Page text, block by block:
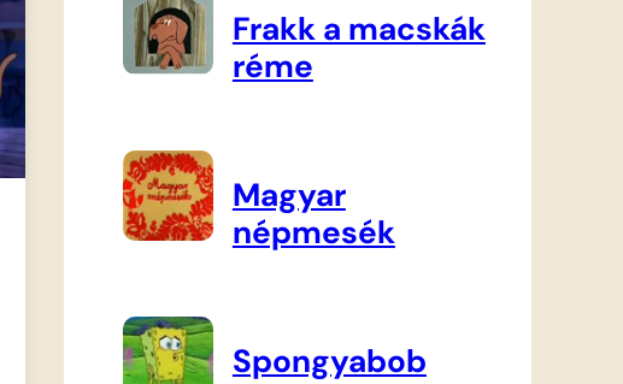
Frakk a macskák
réme
Magyar
népmesék
Spongyabob